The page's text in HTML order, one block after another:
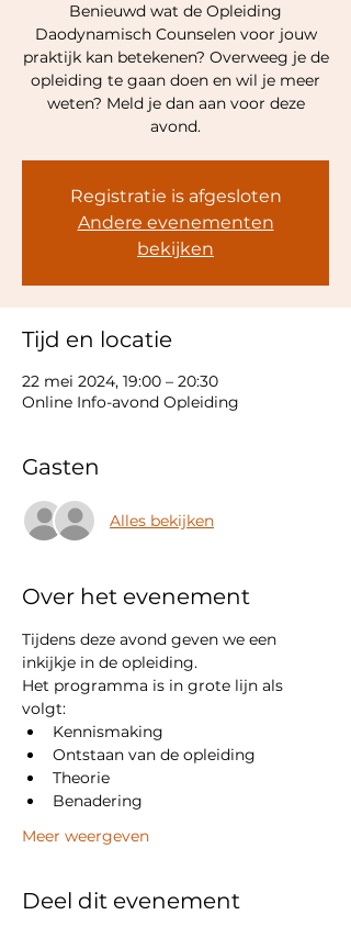
Benieuwd wat de Opleiding
Daodynamisch Counselen voor jouw
praktijk kan betekenen? Overweeg je de
opleiding te gaan doen en wil je meer
weten? Meld je dan aan voor deze
avond.
Registratie is afgesloten
Andere evenementen
bekijken
Tijd en locatie
22 mei 2024, 19:00 – 20:30
Online Info-avond Opleiding
Gasten
Alles bekijken
Over het evenement
Tijdens deze avond geven we een
inkijkje in de opleiding.
Het programma is in grote lijn als
volgt:
Kennismaking
Ontstaan van de opleiding
Theorie
Benadering
Meer weergeven
Deel dit evenement